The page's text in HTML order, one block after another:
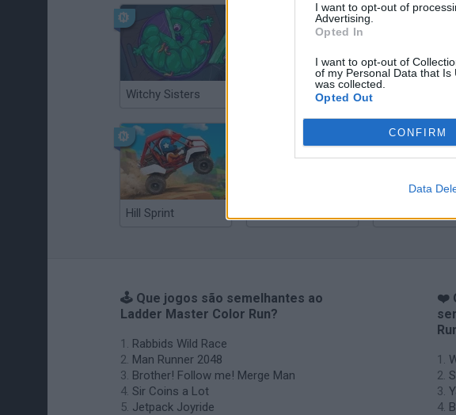
I want to opt-out of
Advertising.
Opted In
I want to opt-out of
of my Personal Data that
was collected.
Opted Out
CONFIRM
Data
Witchy Sisters Smash and Break
Hill Sprint
🕹️ Que jogos são semelhantes ao
Ladder Master Color Run?
Rabbids Wild Race
Man Runner 2048
Brother! Follow me! Merge Man
Sir Coins a Lot
Jetpack Joyride
❤️